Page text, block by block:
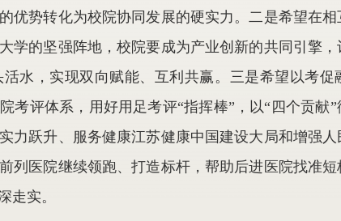
优势转化为校院协同发展的硬实力。二是希望在
学的坚强阵地，校院要成为产业创新的共同引擎
水，实现双向赋能、互利共赢。三是希望以考促
考评体系，用好用足考评“指挥棒”，以“四个贡献
力跃升、服务健康江苏健康中国建设大局和增强
列医院继续领跑、打造标杆，帮助后进医院找准
走实。